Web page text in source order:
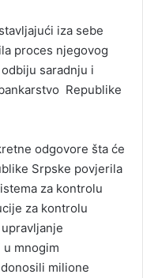
iza sebe
proces njegovog
saradnju i
Republike
odgovore šta će
Srpske povjerila
za kontrolu
za kontrolu
mnogim
milione